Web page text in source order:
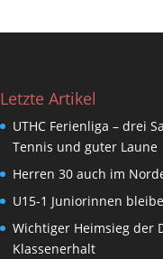
Letzte Artikel
UTHC Ferienliga – drei
Tennis und guter Laune
Herren 30 auch im
U15-1 Juniorinnen
Wichtiger Heimsieg der
Klassenerhalt